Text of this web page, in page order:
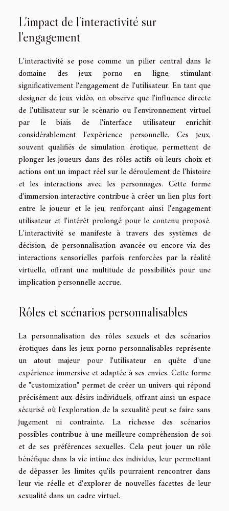
L'impact de l'interactivité sur
l'engagement
L'interactivité se pose comme un pilier central dans le
domaine des jeux porno en ligne, stimulant
significativement l'engagement de l'utilisateur. En tant que
designer de jeux vidéo, on observe que l'influence directe
de l'utilisateur sur le scénario ou l'environnement virtuel
par le biais de l'interface utilisateur enrichit
considérablement l'expérience personnelle. Ces jeux,
souvent qualifiés de simulation érotique, permettent de
plonger les joueurs dans des rôles actifs où leurs choix et
actions ont un impact réel sur le déroulement de l'histoire
et les interactions avec les personnages. Cette forme
d'immersion interactive contribue à créer un lien plus fort
entre le joueur et le jeu, renforçant ainsi l'engagement
utilisateur et l'intérêt prolongé pour le contenu proposé.
L'interactivité se manifeste à travers des systèmes de
décision, de personnalisation avancée ou encore via des
interactions sensorielles parfois renforcées par la réalité
virtuelle, offrant une multitude de possibilités pour une
implication personnelle accrue.
Rôles et scénarios personnalisables
La personnalisation des rôles sexuels et des scénarios
érotiques dans les jeux porno personnalisables représente
un atout majeur pour l'utilisateur en quête d'une
expérience immersive et adaptée à ses envies. Cette forme
de "customization" permet de créer un univers qui répond
précisément aux désirs individuels, offrant ainsi un espace
sécurisé où l'exploration de la sexualité peut se faire sans
jugement ni contrainte. La richesse des scénarios
possibles contribue à une meilleure compréhension de soi
et de ses préférences sexuelles. Cela peut jouer un rôle
bénéfique dans la vie intime des individus, leur permettant
de dépasser les limites qu'ils pourraient rencontrer dans
leur vie réelle et d'explorer de nouvelles facettes de leur
sexualité dans un cadre virtuel.